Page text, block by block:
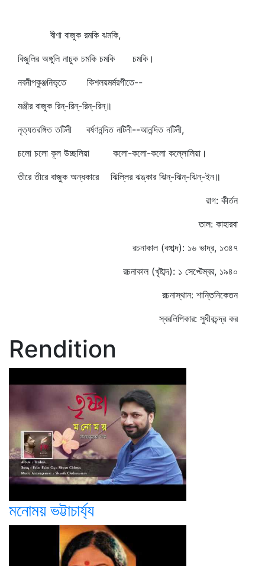
বীণা বাজুক রমকি ঝমকি,
বিজুলির অঙ্গুলি নাচুক চমকি চমকি চমকি।
নবনীপকুঞ্জনিভৃতে কিশলয়মর্মরগীতে--
মঞ্জীর বাজুক রিন্‌-রিন্‌-রিন্‌-রিন্‌॥
নৃত্যতরঙ্গিত তটিনী বর্ষণনন্দিত নটিনী--আনন্দিত নটিনী,
চলো চলো কূল উচ্ছলিয়া কলো-কলো-কলো কল্লোলিয়া।
তীরে তীরে বাজুক অন্ধকারে ঝিল্লির ঝঙ্কার ঝিন্‌-ঝিন্‌-ঝিন্‌-ইন॥
রাগ: কীর্তন
তাল: কাহারবা
রচনাকাল (বঙ্গাব্দ): ১৬ ভাদ্র, ১৩৪৭
রচনাকাল (খৃষ্টাব্দ): ১ সেপ্টেম্বর, ১৯৪০
রচনাস্থান: শান্তিনিকেতন
স্বরলিপিকার: সুধীরচন্দ্র কর
Rendition
মনোময় ভট্টাচার্য্য